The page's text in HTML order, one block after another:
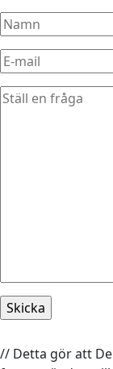
// Detta gör att